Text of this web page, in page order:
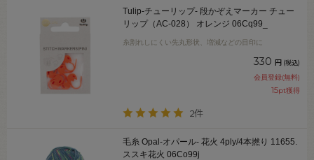
Tulip-チューリップ- 段かぞえマーカー チュー
リップ（AC-028） オレンジ 06Cq99_
糸割れしにくい先丸形状、増減などの目印に
330 円 (税込)
会員登録(無料)
15pt獲得
2件
毛糸 Opal-オパール- 花火 4ply/4本撚り 11655.
ススキ花火 06Co99j